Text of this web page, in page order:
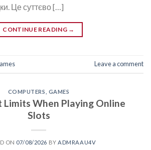
Це суттєво […]
CONTINUE READING →
Leave a comment
COMPUTERS, GAMES
Limits When Playing Online
Slots
ON 07/08/2026 BYADMRAAU4V